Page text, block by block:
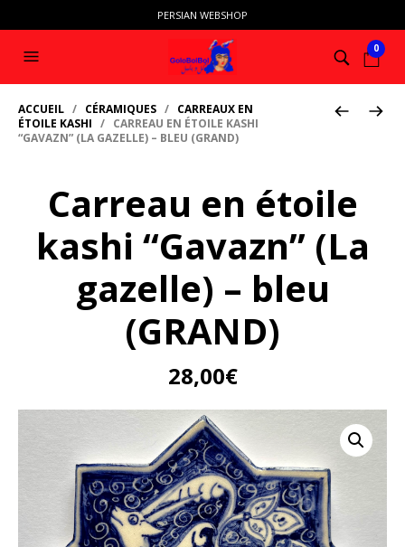
PERSIAN WEBSHOP
0
ACCUEIL / CÉRAMIQUES / CARREAUX EN
ÉTOILE KASHI / CARREAU EN ÉTOILE KASHI
“GAVAZN” (LA GAZELLE) – BLEU (GRAND)
Carreau en étoile
kashi “Gavazn” (La
gazelle) – bleu
(GRAND)
28,00€